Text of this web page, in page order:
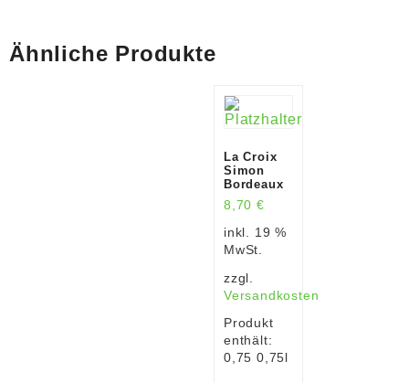
Ähnliche Produkte
La Croix
Simon
Bordeaux
8,70 €
inkl. 19 %
MwSt.
zzgl.
Versandkosten
Produkt
enthält:
0,75 0,75l